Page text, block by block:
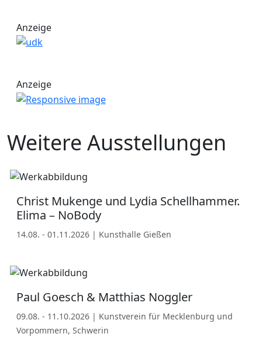
Anzeige
Anzeige
Weitere Ausstellungen
Christ Mukenge und Lydia Schellhammer.
Elima – NoBody
14.08. - 01.11.2026 | Kunsthalle Gießen
Paul Goesch & Matthias Noggler
09.08. - 11.10.2026 | Kunstverein für Mecklenburg und
Vorpommern, Schwerin